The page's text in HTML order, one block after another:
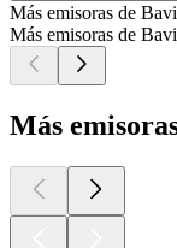
Más emisoras de
Más emisoras de
Más